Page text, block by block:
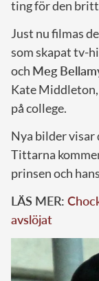
ting för den
Just nu filmas
som skapat tv-
och Meg
Kate
på college.
Nya bilder
Tittarna
prinsen och
LÄS MER:
avslöjat